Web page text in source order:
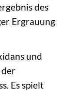
des
Ergrauung
und
der
Es spielt